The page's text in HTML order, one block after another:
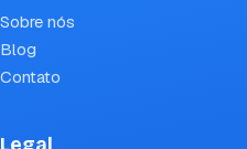
Sobre nós
Blog
Contato